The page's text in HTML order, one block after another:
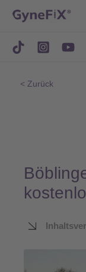
springen
< Zurück